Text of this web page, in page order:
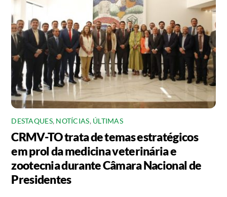
DESTAQUES, NOTÍCIAS, ÚLTIMAS
CRMV-TO trata de temas estratégicos
em prol da medicina veterinária e
zootecnia durante Câmara Nacional de
Presidentes